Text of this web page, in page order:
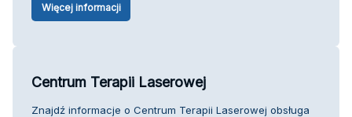
Więcej informacji
Centrum Terapii Laserowej
Znajdź informacje o Centrum Terapii Laserowej obsługa